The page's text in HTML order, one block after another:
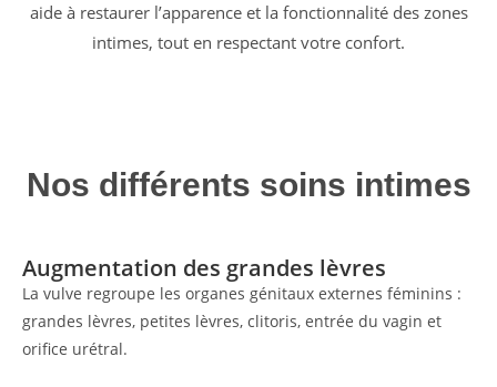
aide à restaurer l’apparence et la fonctionnalité des zones
intimes, tout en respectant votre confort.
Nos différents soins intimes
Augmentation des grandes lèvres
La vulve regroupe les organes génitaux externes féminins :
grandes lèvres, petites lèvres, clitoris, entrée du vagin et
orifice urétral.